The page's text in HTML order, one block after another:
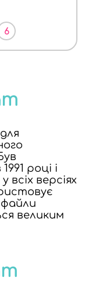
6
році і
версіях
великим